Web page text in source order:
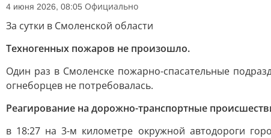
4 июня 2026, 08:05 Официально
За сутки в Смоленской области
Техногенных пожаров не произошло.
Один раз в Смоленске пожарно-спасательные
огнеборцев не потребовалась.
Реагирование на дорожно-транспортные
в 18:27 на 3-м километре окружной автодороги